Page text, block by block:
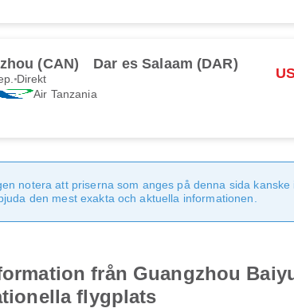
(CAN) Dar es Salaam (DAR)
Direkt
Air Tanzania
notera att priserna som anges på denna sida
den mest exakta och aktuella informationen.
från Guangzhou
flygplats